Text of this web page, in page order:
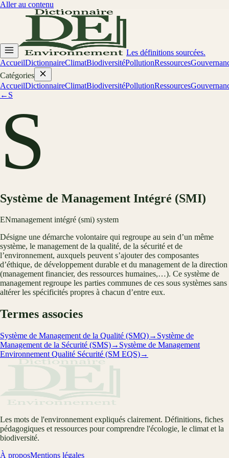
Aller au contenu
Les définitions sourcées.
AccueilDictionnaireClimatBiodiversitéPollutionRessources
Catégories
AccueilDictionnaireClimatBiodiversitéPollutionRessources
← S
S
Système de Management Intégré (SMI)
ENmanagement intégré (smi) system
Désigne une démarche volontaire qui regroupe au sein d’un même
système, le management de la qualité, de la sécurité et de
l’environnement, auxquels peuvent s’ajouter des composantes
d’éthique, de développement durable et du management de la direction
(management financier, des ressources humaines,…). Ce système de
management regroupe les parties communes de ces sous systèmes sans
altérer les spécificités propres à chacun d’entre eux.
Termes associes
Système de Management de la Qualité (SMQ)→ Système de
Management de la Sécurité (SMS)→ Système de Management
Environnement Qualité Sécurité (SM EQS)→
Les mots de l'environnement expliqués clairement. Définitions, fiches
pédagogiques et ressources pour comprendre l'écologie, le climat et la
biodiversité.
À proposMentions légales